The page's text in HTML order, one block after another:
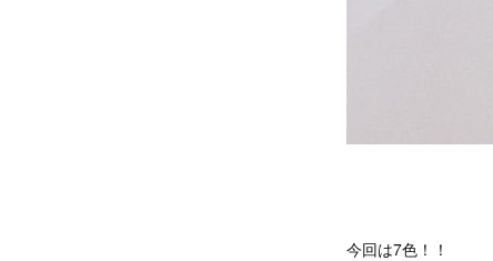
今回は7色！！